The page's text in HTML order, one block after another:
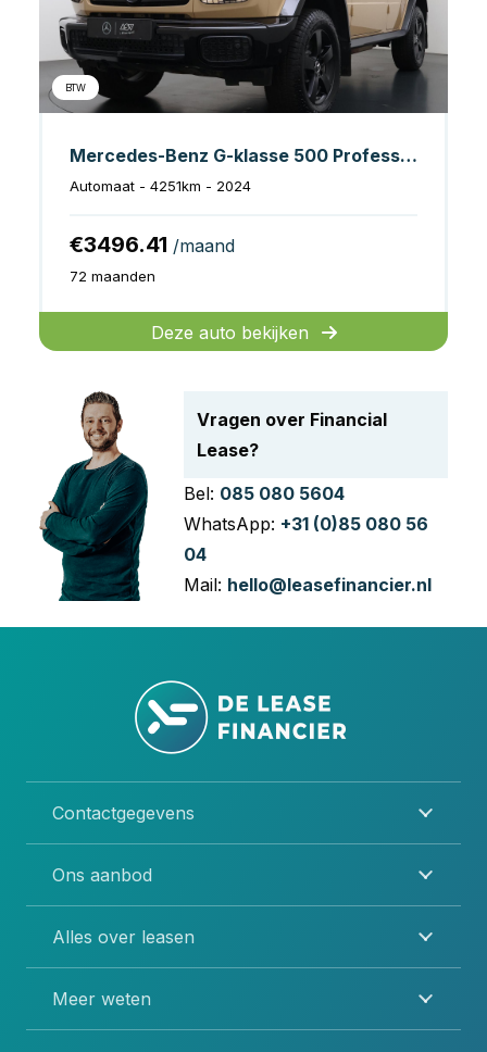
BTW
Mercedes-Benz G-klasse 500 Professional Exclusive
Automaat - 4251km - 2024
€3496.41 /maand
72 maanden
Deze auto bekijken
Vragen over Financial
Lease?
Bel: 085 080 5604
WhatsApp: +31 (0)85 080 56
04
Mail: hello@leasefinancier.nl
Contactgegevens
Ons aanbod
Alles over leasen
Meer weten